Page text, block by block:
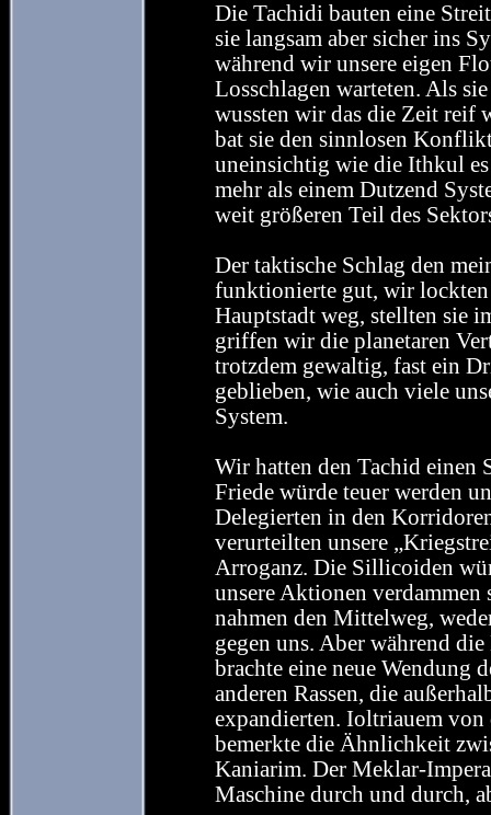
Die Tachidi bauten eine
sie langsam aber sicher ins
während wir unsere eigen
Losschlagen warteten. Als
wussten wir das die Zeit reif
bat sie den sinnlosen
uneinsichtig wie die Ithkul
mehr als einem Dutzend
weit größeren Teil des
Der taktische Schlag den
funktionierte gut, wir
Hauptstadt weg, stellten sie
griffen wir die planetaren
trotzdem gewaltig, fast ein
geblieben, wie auch viele
System.
Wir hatten den Tachid einen
Friede würde teuer werden
Delegierten in den
verurteilten unsere
Arroganz. Die Sillicoiden
unsere Aktionen
nahmen den Mittelweg,
gegen uns. Aber während
brachte eine neue Wendung
anderen Rassen, die
expandierten. Ioltriauem
bemerkte die Ähnlichkeit
Kaniarim. Der Meklar-
Maschine durch und durch,